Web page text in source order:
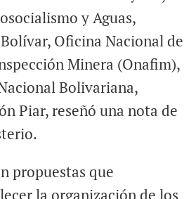
y Aguas,
Oficina Nacional de
Minera (Onafim),
Bolivariana,
Piar, reseñó una nota de
propuestas que
la organización de los